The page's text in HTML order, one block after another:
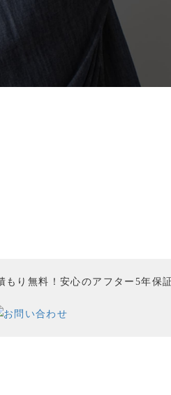
もり無料！安心のアフター5年保